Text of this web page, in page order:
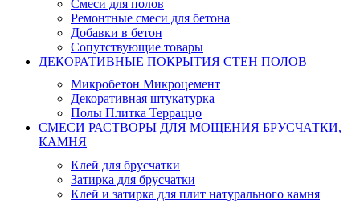
Смеси для полов
Ремонтные смеси для бетона
Добавки в бетон
Сопутствующие товары
ДЕКОРАТИВНЫЕ ПОКРЫТИЯ СТЕН ПОЛОВ
Микробетон Микроцемент
Декоративная штукатурка
Полы Плитка Терраццо
СМЕСИ РАСТВОРЫ ДЛЯ МОЩЕНИЯ БРУСЧАТКИ,
КАМНЯ
Клей для брусчатки
Затирка для брусчатки
Клей и затирка для плит натурального камня